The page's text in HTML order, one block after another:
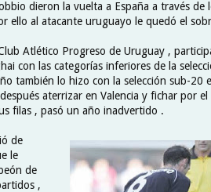
dieron la vuelta a España a través de
ello al atacante uruguayo le quedó el
Atlético Progreso de Uruguay ,
con las categorías inferiores de la
también lo hizo con la selección sub-20
aterrizar en Valencia y fichar por
filas , pasó un año inadvertido .
de
le
de
,